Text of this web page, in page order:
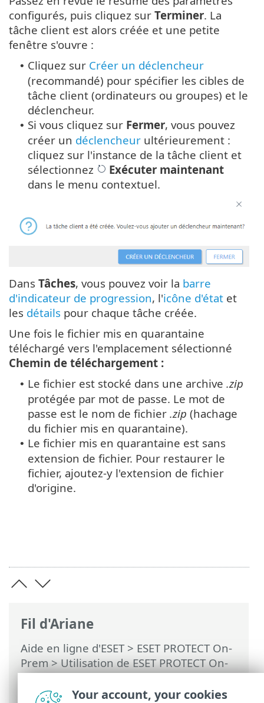
Fil d'Ariane
Aide en ligne d'ESET> ESET PROTECT On-
Prem>Utilisation de ESET PROTECT On-
Prem>ESET PROTECT On-Prem Menu
principal
>Tâches>Tâches client>
configurés, puis cliquez sur Terminer. La
tâche client est alors créée et une petite
fenêtre s'ouvre :
• Cliquez sur Créer un déclencheur
(recommandé) pour spécifier les cibles de
tâche client (ordinateurs ou groupes) et le
déclencheur.
• Si vous cliquez sur Fermer, vous pouvez
créer un déclencheur ultérieurement :
cliquez sur l'instance de la tâche client et
sélectionnez
Exécuter maintenant
dans le menu contextuel.
Dans Tâches, vous pouvez voir la barre
d'indicateur de progression, l'icône d'état et
les détails pour chaque tâche créée.
Une fois le fichier mis en quarantaine
téléchargé vers l'emplacement sélectionné
Chemin de téléchargement :
• Le fichier est stocké dans une archive .zip
protégée par mot de passe. Le mot de
passe est le nom de fichier .zip (hachage
du fichier mis en quarantaine).
• Le fichier mis en quarantaine est sans
extension de fichier. Pour restaurer le
fichier, ajoutez-y l'extension de fichier
d'origine.
Your account, your cookies